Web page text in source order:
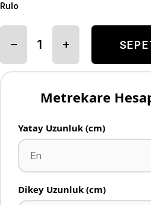
Rulo
Metrekare
Yatay Uzunluk (cm)
Dikey Uzunluk (cm)